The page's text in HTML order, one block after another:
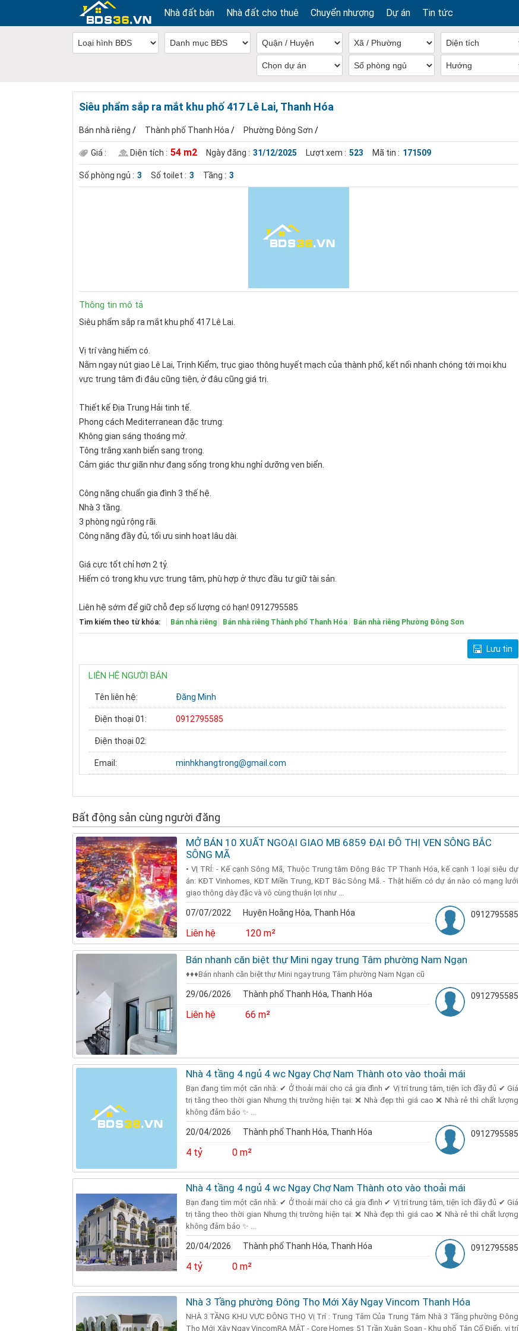
Nhà đất bán Nhà đất cho thuê Chuyển nhượng Dự án Tin tức
Siêu phẩm sắp ra mắt khu phố 417 Lê Lai, Thanh Hóa
Bán nhà riêng / Thành phố Thanh Hóa / Phường Đông Sơn /
Giá : Diện tích : 54 m2 Ngày đăng : 31/12/2025 Lượt xem : 523 Mã tin : 171509
Số phòng ngủ : 3 Số toilet : 3 Tầng : 3
Thông tin mô tả
Siêu phẩm sắp ra mắt khu phố 417 Lê Lai.
Vị trí vàng hiếm có.
Nằm ngay nút giao Lê Lai, Trịnh Kiểm, trục giao thông huyết mạch của thành phố, kết nối nhanh chóng tới mọi khu
vực trung tâm đi đâu cũng tiện, ở đâu cũng giá trị.
Thiết kế Địa Trung Hải tinh tế.
Phong cách Mediterranean đặc trưng:
Không gian sáng thoáng mở.
Tông trắng xanh biển sang trọng.
Cảm giác thư giãn như đang sống trong khu nghỉ dưỡng ven biển.
Công năng chuẩn gia đình 3 thế hệ.
Nhà 3 tầng.
3 phòng ngủ rộng rãi.
Công năng đầy đủ, tối ưu sinh hoạt lâu dài.
Giá cực tốt chỉ hơn 2 tỷ.
Hiếm có trong khu vực trung tâm, phù hợp ở thực đầu tư giữ tài sản.
Liên hệ sớm để giữ chỗ đẹp số lượng có hạn! 0912795585
Tìm kiếm theo từ khóa: Bán nhà riêng Bán nhà riêng Thành phố Thanh Hóa Bán nhà riêng Phường Đông Sơn
Lưu tin
LIÊN HỆ NGƯỜI BÁN
Tên liên hệ: Đăng Minh
Điện thoại 01: 0912795585
Điện thoại 02:
Email: minhkhangtrong@gmail.com
Bất động sản cùng người đăng
MỞ BÁN 10 XUẤT NGOẠI GIAO MB 6859 ĐẠI ĐÔ THỊ VEN SÔNG BẮC
SÔNG MÃ
• VỊ TRÍ: - Kế cạnh Sông Mã, Thuộc Trung tâm Đông Bắc TP Thanh Hóa, kế cạnh 1 loại siêu dự
án: KĐT Vinhomes, KĐT Miền Trung, KĐT Bắc Sông Mã. - Thật hiếm có dự án nào có mạng lưới
giao thông dày đặc và vô cùng thuận lợi như ...
07/07/2022 Huyện Hoằng Hóa, Thanh Hóa
Liên hệ 120 m²
0912795585
Bán nhanh căn biệt thự Mini ngay trung Tâm phường Nam Ngạn
♦️♦️♦️Bán nhanh căn biệt thự Mini ngay trung Tâm phường Nam Ngạn cũ
29/06/2026 Thành phố Thanh Hóa, Thanh Hóa
Liên hệ 66 m²
0912795585
Nhà 4 tầng 4 ngủ 4 wc Ngay Chợ Nam Thành oto vào thoải mái
Bạn đang tìm một căn nhà: ✔ Ở thoải mái cho cả gia đình ✔ Vị trí trung tâm, tiện ích đầy đủ ✔ Giá
trị tăng theo thời gian Nhưng thị trường hiện tại: ❌ Nhà đẹp thì giá cao ❌ Nhà rẻ thì chất lượng
không đảm bảo ✨ ...
20/04/2026 Thành phố Thanh Hóa, Thanh Hóa
4 tỷ 0 m²
0912795585
Nhà 4 tầng 4 ngủ 4 wc Ngay Chợ Nam Thành oto vào thoải mái
Bạn đang tìm một căn nhà: ✔ Ở thoải mái cho cả gia đình ✔ Vị trí trung tâm, tiện ích đầy đủ ✔ Giá
trị tăng theo thời gian Nhưng thị trường hiện tại: ❌ Nhà đẹp thì giá cao ❌ Nhà rẻ thì chất lượng
không đảm bảo ✨ ...
20/04/2026 Thành phố Thanh Hóa, Thanh Hóa
4 tỷ 0 m²
0912795585
Nhà 3 Tầng phường Đông Thọ Mới Xây Ngay Vincom Thanh Hóa
NHÀ 3 TẦNG KHU VỰC ĐÔNG THỌ Vị Trí : Trung Tâm Của Trung Tâm Nhà 3 Tầng phường Đông
Thọ Mới Xây Ngay VincomRA MẮT - Core Homes 51 Trần Xuân Soạn - Khu phố Tân Cổ Điển, vị trí